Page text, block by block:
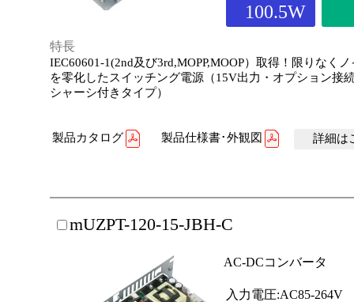
100.5W
特長
IEC60601-1(2nd及び3rd,MOPP,MOOP）取得！限りなく
を零化したスイッチング電源（15V出力・オプション接
シャーシ付きタイプ）
製品カタログ 製品仕様書･外観図 詳細は
mUZPT-120-15-JBH-C
AC-DCコンバータ
入力電圧:AC85-264V